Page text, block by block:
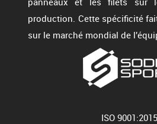
production. Cette spécificité
sur le marché mondial de
ISO 9001:2015